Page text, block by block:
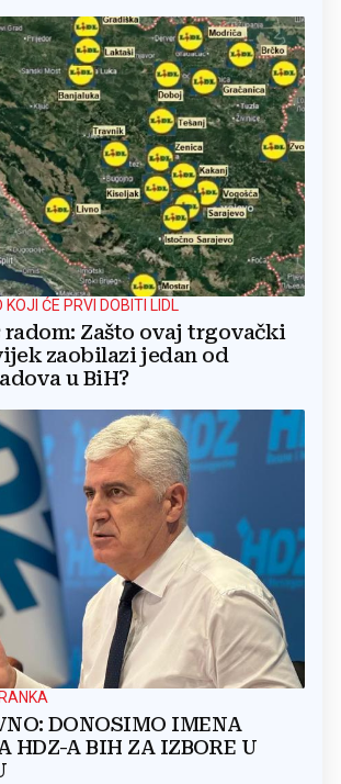
ĆE PRVI DOBITI LIDL
radom: Zašto ovaj trgovački
zaobilazi jedan od
u BiH?
DONOSIMO IMENA
HDZ-A BIH ZA IZBORE U